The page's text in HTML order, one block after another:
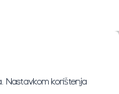
Nastavkom korištenja